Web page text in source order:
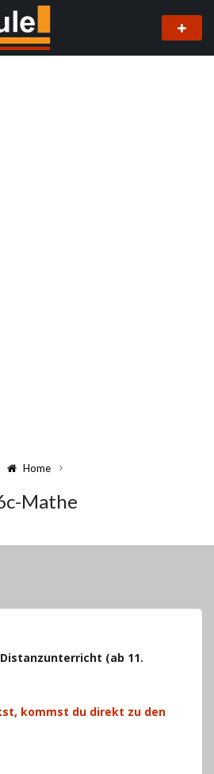
Home
Mathe
(ab 11.
kommst du direkt zu den